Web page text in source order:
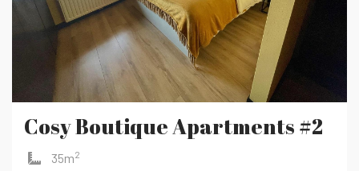
Cosy Boutique Apartments #2
35m2